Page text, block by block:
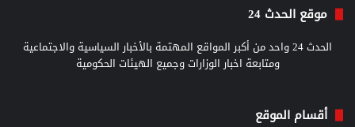
موقع الحدث 24
الحدث 24 واحد من أكبر المواقع المهتمة بالأخبار السياسية والاجتماعية
ومتابعة اخبار الوزارات وجميع الهيئات الحكومية
أقسام الموقع